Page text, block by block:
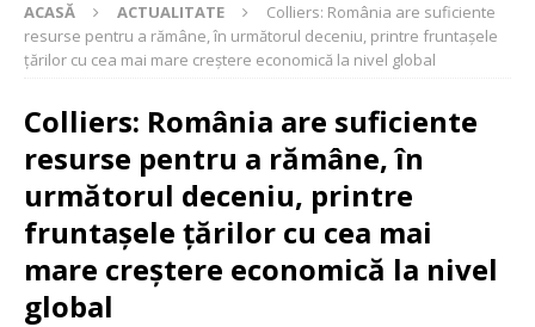
ACASĂ ACTUALITATE
Colliers: România are suficiente
resurse pentru a rămâne, în următorul deceniu, printre fruntașele
ţărilor cu cea mai mare creştere economică la nivel global
Colliers: România are suficiente
resurse pentru a rămâne, în
următorul deceniu, printre
fruntașele ţărilor cu cea mai
mare creştere economică la nivel
global